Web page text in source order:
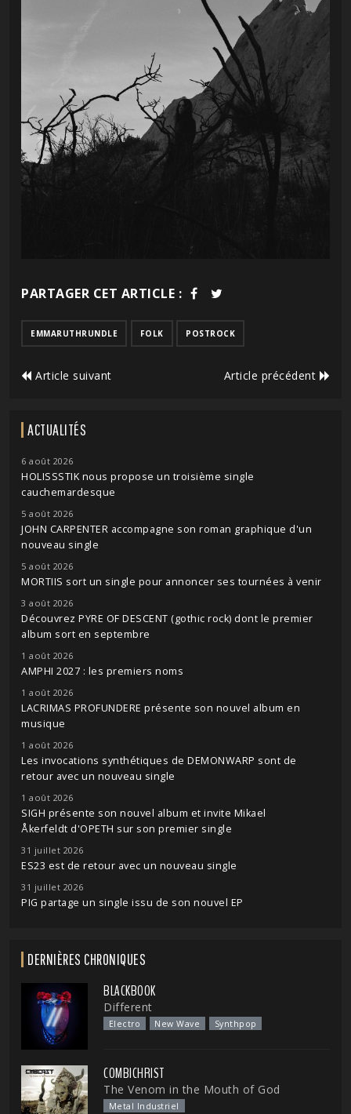
PARTAGER CET ARTICLE :
EMMARUTHRUNDLE FOLK POSTROCK
Article suivant Article précédent
ACTUALITÉS
6 août 2026
HOLISSSTIK nous propose un troisième single
cauchemardesque
5 août 2026
JOHN CARPENTER accompagne son roman graphique d'un
nouveau single
5 août 2026
MORTIIS sort un single pour annoncer ses tournées à venir
3 août 2026
Découvrez PYRE OF DESCENT (gothic rock) dont le premier
album sort en septembre
1 août 2026
AMPHI 2027 : les premiers noms
1 août 2026
LACRIMAS PROFUNDERE présente son nouvel album en
musique
1 août 2026
Les invocations synthétiques de DEMONWARP sont de
retour avec un nouveau single
1 août 2026
SIGH présente son nouvel album et invite Mikael
Åkerfeldt d'OPETH sur son premier single
31 juillet 2026
ES23 est de retour avec un nouveau single
31 juillet 2026
PIG partage un single issu de son nouvel EP
DERNIÈRES CHRONIQUES
BLACKBOOK
Different
Electro New Wave Synthpop
COMBICHRIST
The Venom in the Mouth of God
Metal Industriel